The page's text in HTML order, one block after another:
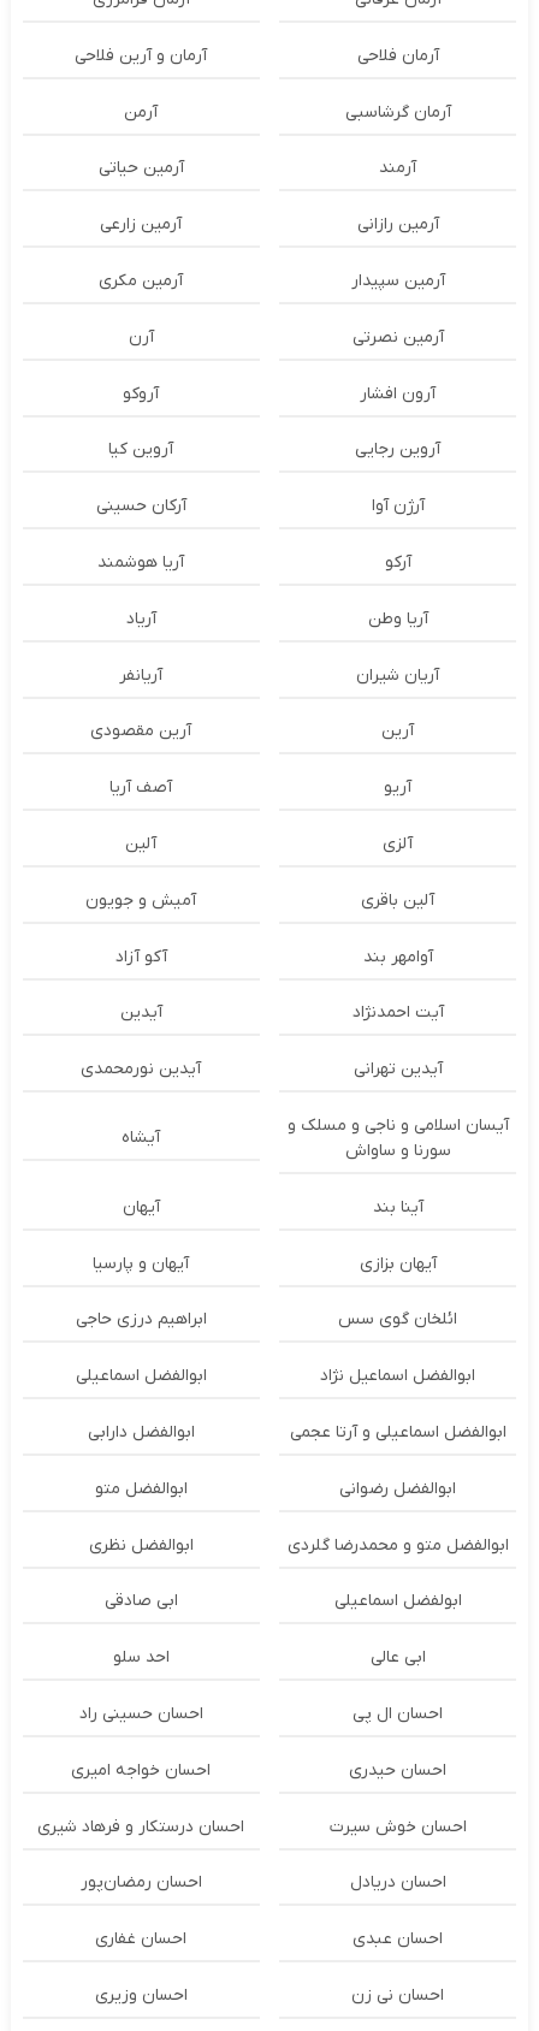
آرمان فلاحی آرمان و آرین فلاحی
آرمان گرشاسبی آرمن
آرمند آرمین حیاتی
آرمین رازانی آرمین زارعی
آرمین سپیدار آرمین مکری
آرمین نصرتی آرن
آرون افشار آروکو
آروین رجایی آروین کیا
آرژن آوا آرکان حسینی
آرکو آریا هوشمند
آریا وطن آریاد
آریان شیران آریانفر
آرین آرین مقصودی
آریو آصف آریا
آلزی آلین
آلین باقری آمیش و جویون
آوامهر بند آکو آزاد
آیت احمدنژاد آیدین
آیدین تهرانی آیدین نورمحمدی
آیسان اسلامی و ناجی و مسلک و
سورنا و ساواش
آیشاه
آینا بند آیهان
آیهان بزازی آیهان و پارسیا
ائلخان گوی سس ابراهیم درزی حاجی
ابوالفضل اسماعیل نژاد ابوالفضل اسماعیلی
ابوالفضل اسماعیلی و آرتا عجمی ابوالفضل دارابی
ابوالفضل رضوانی ابوالفضل متو
ابوالفضل متو و محمدرضا گلردی ابوالفضل نظری
ابولفضل اسماعیلی ابی صادقی
ابی عالی احد سلو
احسان ال پی احسان حسینی راد
احسان حیدری احسان خواجه امیری
احسان خوش سیرت احسان درستكار و فرهاد شيرى
احسان دریادل احسان رمضان‌پور
احسان عبدی احسان غفاری
احسان نی زن احسان وزیری